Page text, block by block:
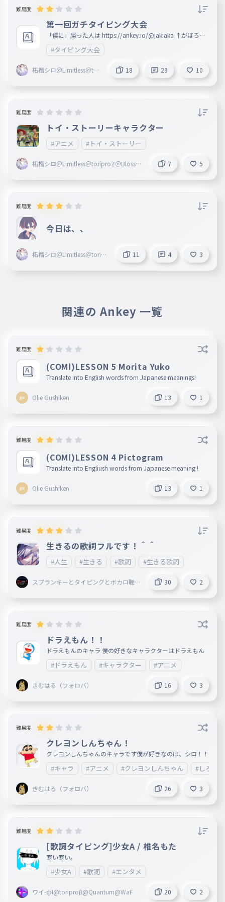
難易度
第一回ガチタイピング大会
「僕に」勝った人は https://ankey.io/@jakiaka ↑がほろー
！ 頑張れー！☆ 誤字があったら教えて （制作者by hukuchi
xyo） 一位＝フォロー10いいね 二位＝フォロー5いいね 三
位＝フォロー4いいね 四位＝フォロー3いいね 五位＝フォロ
#タイピング大会
柘榴シロ＠Limitless＠tori
18 29 10
難易度
トイ・ストーリーキャラクター
#アニメ #トイ・ストーリー
柘榴シロ＠Limitless＠toriproZ＠Blosso
7 5
難易度
今日は、、
柘榴シロ＠Limitless＠toripr
11 4 3
関連の Ankey 一覧
難易度
(COMⅠ)LESSON 5 Morita Yuko
Translate into English words from Japanese meanings!
Olie Gushiken 13 1
難易度
(COMⅠ)LESSON 4 Pictogram
Translate into Engliush words from Japanese meaning !
Olie Gushiken 13 1
難易度
生きるの歌詞フルです！＾＾
#人生 #生きる #歌詞 #生きる歌詞
スプランキーとタイピングとボカロ聴
30 2
難易度
ドラえもん！！
ドラえもんのキャラ 僕の好きなキャラクターはドラえもん
#ドラえもん #キャラクター #アニメ
きむはる（フォロバ） 16 3
難易度
クレヨンしんちゃん！
クレヨンしんちゃんのキャラです僕が好きなのは、シロ！！
#キャラ #アニメ #クレヨンしんちゃん #しろ
きむはる（フォロバ） 26 3
難易度
[歌詞タイピング]少女A / 椎名もた
寒い寒い。
#少女A #歌詞 #エンタメ
ワイ-фI@toriproβ@Quantum@WaF 20 2